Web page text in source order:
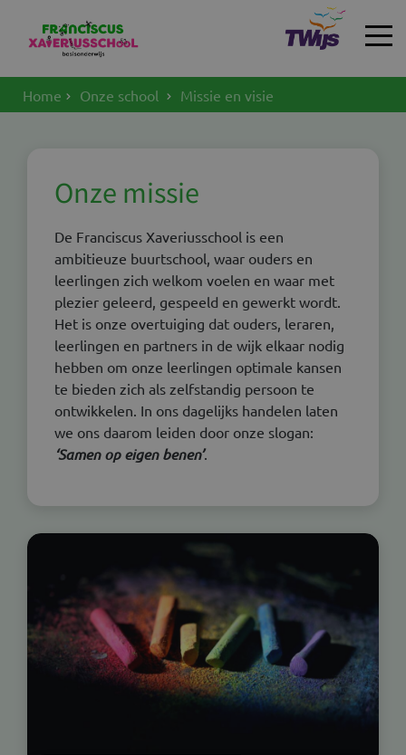
HOME
Home Onze school Missie en visie
Onze missie
De Franciscus Xaveriusschool is een
ambitieuze buurtschool, waar ouders en
leerlingen zich welkom voelen en waar met
plezier geleerd, gespeeld en gewerkt wordt.
Het is onze overtuiging dat ouders, leraren,
leerlingen en partners in de wijk elkaar nodig
hebben om onze leerlingen optimale kansen
te bieden zich als zelfstandig persoon te
ontwikkelen. In ons dagelijks handelen laten
we ons daarom leiden door onze slogan:
‘Samen op eigen benen’.